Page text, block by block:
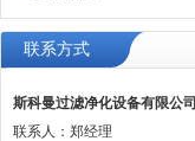
联系方式
斯科曼过滤净化设备有限公司
联系人：郑经理